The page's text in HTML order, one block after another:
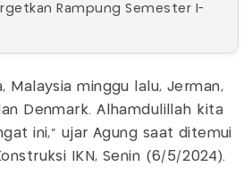
Rampung Semester I-
Malaysia minggu lalu, Jerman,
Denmark. Alhamdulillah kita
ini," ujar Agung saat ditemui
IKN, Senin (6/5/2024).